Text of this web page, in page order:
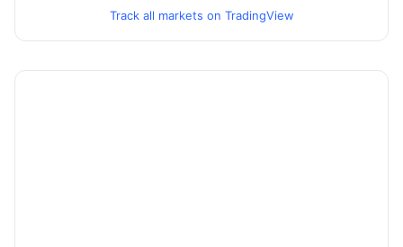
Track all markets on TradingView